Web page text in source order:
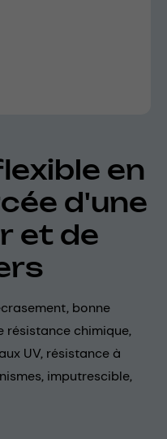
en
d'une
et de
bonne
résistance chimique,
UV, résistance à
imputrescible,